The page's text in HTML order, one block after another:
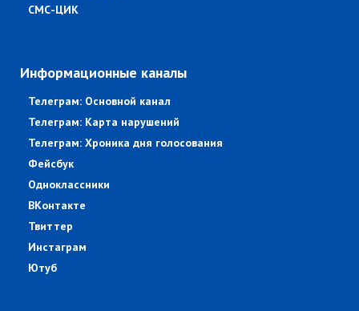
СМС-ЦИК
Информационные каналы
Телеграм: Основной канал
Телеграм: Карта нарушений
Телеграм: Хроника дня голосования
Фейсбук
Одноклассники
ВКонтакте
Твиттер
Инстаграм
Ютуб